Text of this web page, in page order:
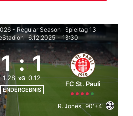
- Regular Season
Spieltag 13
6.12.2025 - 13:30
1 : 1
1.28 xG 0.12
ENDERGEBNIS
FC St. Pauli
R. Jones 90'+4'